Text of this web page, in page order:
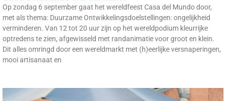
Op zondag 6 september gaat het wereldfeest Casa del Mundo door,
met als thema: Duurzame Ontwikkelingsdoelstellingen: ongelijkheid
verminderen. Van 12 tot 20 uur zijn op het wereldpodium kleurrijke
optredens te zien, afgewisseld met randanimatie voor groot en klein.
Dit alles omringd door een wereldmarkt met (h)eerlijke versnaperingen,
mooi artisanaat en